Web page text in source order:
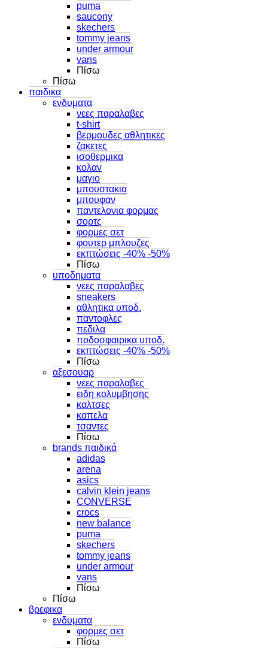
puma
saucony
skechers
tommy jeans
under armour
vans
Πίσω
Πίσω
παιδικα
ενδυματα
νεες παραλαβες
t-shirt
βερμουδες αθλητικες
ζακετες
ισοθερμικα
κολαν
μαγιο
μπουστακια
μπουφαν
παντελονια φορμας
σορτς
φορμες σετ
φουτερ μπλουζες
εκπτώσεις -40% -50%
Πίσω
υποδηματα
νεες παραλαβες
sneakers
αθλητικα υποδ.
παντοφλες
πεδιλα
ποδοσφαιρικα υποδ.
εκπτώσεις -40% -50%
Πίσω
αξεσουαρ
νεες παραλαβες
ειδη κολυμβησης
καλτσες
καπελα
τσαντες
Πίσω
brands παιδικά
adidas
arena
asics
calvin klein jeans
CONVERSE
crocs
new balance
puma
skechers
tommy jeans
under armour
vans
Πίσω
Πίσω
βρεφικα
ενδυματα
φορμες σετ
Πίσω